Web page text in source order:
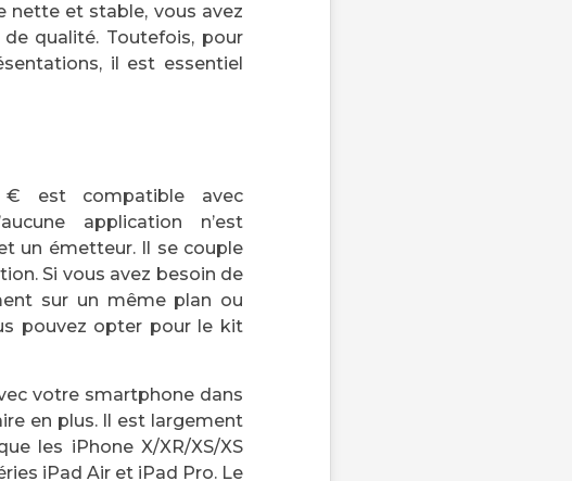
nette et stable, vous avez
qualité. Toutefois, pour
il est essentiel
est compatible avec
application n’est
un émetteur. Il se couple
Si vous avez besoin de
sur un même plan ou
pouvez opter pour le kit
votre smartphone dans
en plus. Il est largement
les iPhone X/XR/XS/XS
iPad Air et iPad Pro. Le